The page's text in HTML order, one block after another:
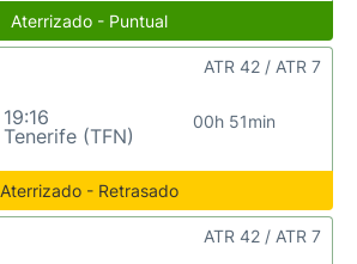
Aterrizado - Puntual
19:16
Tenerife (TFN)
00h 51min
ATR 42 / ATR 7
Aterrizado - Retrasado
ATR 42 / ATR 7